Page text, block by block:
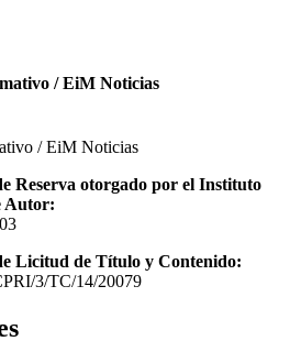
/ EiM Noticias
/ EiM Noticias
Reserva otorgado por el Instituto
Autor:
Licitud de Título y Contenido:
3/TC/14/20079